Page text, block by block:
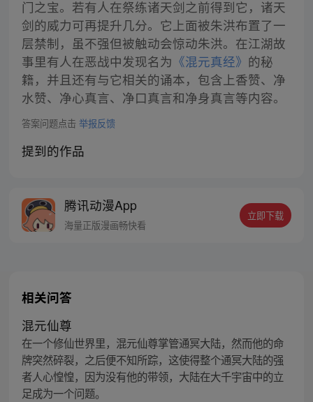
门之宝。若有人在祭练诸天剑之前得到它，诸天
剑的威力可再提升几分。它上面被朱洪布置了一
层禁制，虽不强但被触动会惊动朱洪。在江湖故
事里有人在恶战中发现名为 《混元真经》 的秘
籍，并且还有与它相关的诵本，包含上香赞、净
水赞、净心真言、净口真言和净身真言等内容。
答案问题点击 举报反馈
提到的作品
腾讯动漫App
海量正版漫画畅快看
立即下载
相关问答
混元仙尊
在一个修仙世界里，混元仙尊掌管通冥大陆，然而他的命
牌突然碎裂，之后便不知所踪，这使得整个通冥大陆的强
者人心惶惶，因为没有他的带领，大陆在大千宇宙中的立
足成为一个问题。